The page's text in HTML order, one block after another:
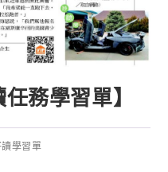
務學習單】
學習單